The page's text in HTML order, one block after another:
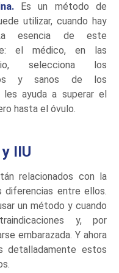
Es un método de
utilizar, cuando hay
esencia de este
el médico, en las
selecciona los
y sanos de los
ayuda a superar el
hasta el óvulo.
IIU
relacionados con la
diferencias entre ellos.
un método y cuando
y, por
embarazada. Y ahora
detalladamente estos